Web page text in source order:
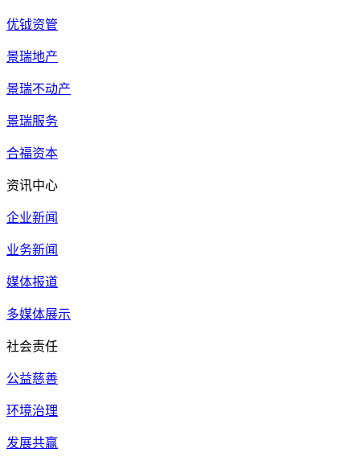
优钺资管
景瑞地产
景瑞不动产
景瑞服务
合福资本
资讯中心
企业新闻
业务新闻
媒体报道
多媒体展示
社会责任
公益慈善
环境治理
发展共赢